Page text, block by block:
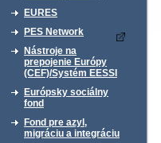
EURES
PES Network
Nástroje na
prepojenie Európy
(CEF)/Systém EESSI
Európsky sociálny
fond
Fond pre azyl,
migráciu a integráciu